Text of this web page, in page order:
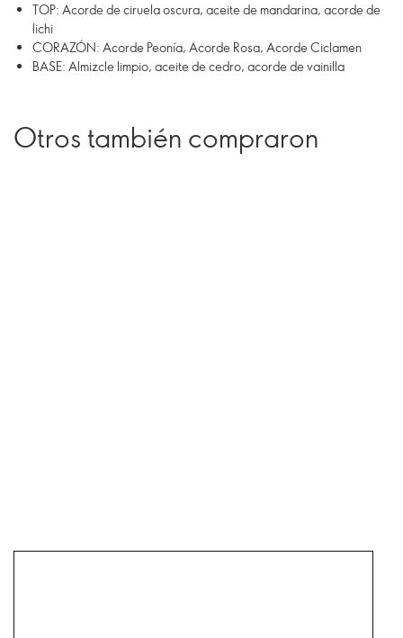
TOP: Acorde de ciruela oscura, aceite de mandarina, acorde de
lichi
CORAZÓN: Acorde Peonía, Acorde Rosa, Acorde Ciclamen
BASE: Almizcle limpio, aceite de cedro, acorde de vainilla
Otros también compraron